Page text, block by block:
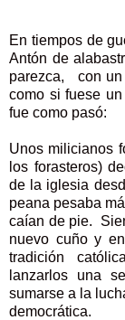
En tiempos de
Antón de
parezca, con un
como si fuese
fue como pasó:
Unos milicianos
los forasteros)
de la iglesia
peana pesaba
caían de pie.
nuevo cuño y
tradición
lanzarlos una
sumarse a la
democrática.